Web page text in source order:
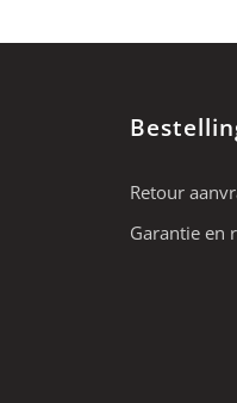
Retour
Garantie en